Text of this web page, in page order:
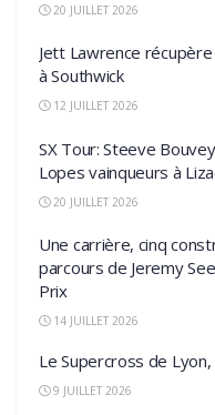
20 JUILLET 2026
Jett Lawrence
à Southwick
12 JUILLET 2026
SX Tour: Steeve
Lopes vainqueurs à
20 JUILLET 2026
Une carrière, cinq
parcours de Jeremy
Prix
14 JUILLET 2026
Le Supercross de Lyon,
9 JUILLET 2026